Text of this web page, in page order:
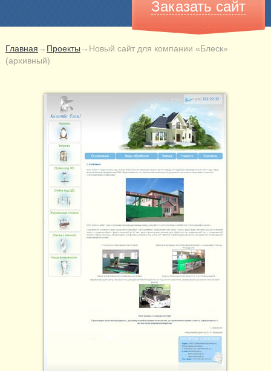
Заказать сайт
Главная → Проекты → Новый сайт для компании «Блеск»
(архивный)